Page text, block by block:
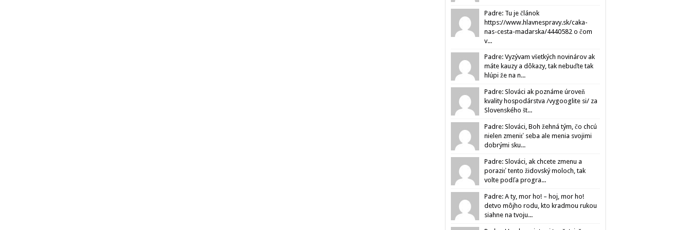
Padre: Tu je článok
https://www.hlavnespravy.sk/caka-
nas-cesta-madarska/4440582 o čom
v...
Padre: Vyzývam všetkých novinárov ak
máte kauzy a dôkazy, tak nebuďte tak
hlúpi že na n...
Padre: Slováci ak poznáme úroveň
kvality hospodárstva /vygooglite si/ za
Slovenského št...
Padre: Slováci, Boh žehná tým, čo chcú
nielen zmeniť seba ale menia svojimi
dobrými sku...
Padre: Slováci, ak chcete zmenu a
poraziť tento židovský moloch, tak
volte podľa progra...
Padre: A ty, mor ho! – hoj, mor ho!
detvo môjho rodu, kto kradmou rukou
siahne na tvoju...